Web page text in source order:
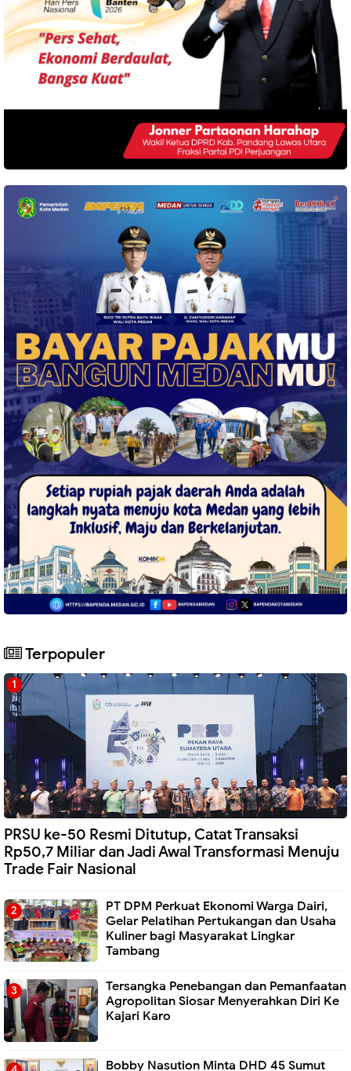
Terpopuler
PRSU ke-50 Resmi Ditutup, Catat Transaksi
Rp50,7 Miliar dan Jadi Awal Transformasi Menuju
Trade Fair Nasional
PT DPM Perkuat Ekonomi Warga Dairi,
Gelar Pelatihan Pertukangan dan Usaha
Kuliner bagi Masyarakat Lingkar
Tambang
Tersangka Penebangan dan Pemanfaatan
Agropolitan Siosar Menyerahkan Diri Ke
Kajari Karo
Bobby Nasution Minta DHD 45 Sumut